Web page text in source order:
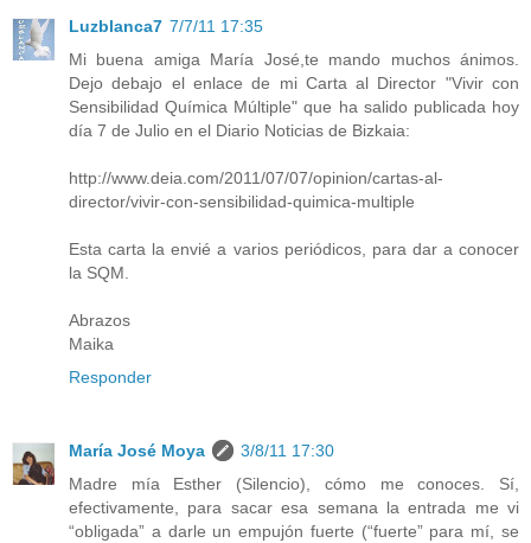
Luzblanca7 7/7/11 17:35
Mi buena amiga María José,te mando muchos ánimos.
Dejo debajo el enlace de mi Carta al Director "Vivir con
Sensibilidad Química Múltiple" que ha salido publicada hoy
día 7 de Julio en el Diario Noticias de Bizkaia:
http://www.deia.com/2011/07/07/opinion/cartas-al-
director/vivir-con-sensibilidad-quimica-multiple
Esta carta la envié a varios periódicos, para dar a conocer
la SQM.
Abrazos
Maika
Responder
María José Moya
3/8/11 17:30
Madre mía Esther (Silencio), cómo me conoces. Sí,
efectivamente, para sacar esa semana la entrada me vi
“obligada” a darle un empujón fuerte (“fuerte” para mí, se